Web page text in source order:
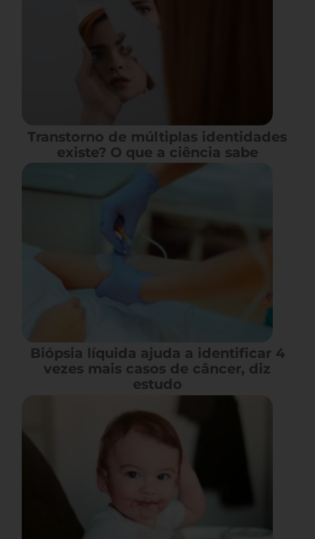
Transtorno de múltiplas identidades
existe? O que a ciência sabe
Biópsia líquida ajuda a identificar 4
vezes mais casos de câncer, diz
estudo